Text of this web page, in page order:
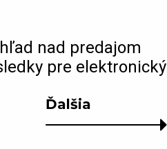
Ďalšia
nad predajom
pre elektronický